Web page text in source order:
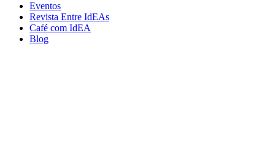
Eventos
Revista Entre IdEAs
Café com IdEA
Blog